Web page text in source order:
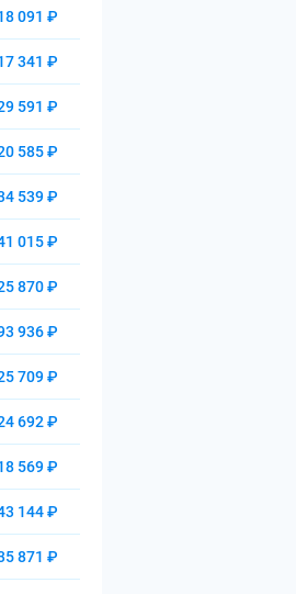
091 ₽
341 ₽
591 ₽
585 ₽
539 ₽
015 ₽
870 ₽
936 ₽
709 ₽
692 ₽
569 ₽
144 ₽
871 ₽